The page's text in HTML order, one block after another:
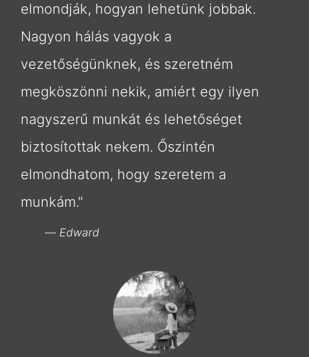
elmondják, hogyan lehetünk jobbak.
Nagyon hálás vagyok a
vezetőségünknek, és szeretném
megköszönni nekik, amiért egy ilyen
nagyszerű munkát és lehetőséget
biztosítottak nekem. Őszintén
elmondhatom, hogy szeretem a
munkám."
Edward